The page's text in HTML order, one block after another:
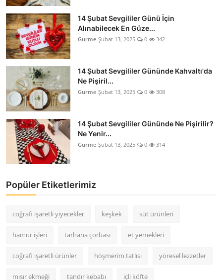
14 Şubat Sevgililer Günü İçin
Alınabilecek En Güze...
Gurme Şubat 13, 2025 0 342
14 Şubat Sevgililer Gününde Kahvaltı'da
Ne Pişiril...
Gurme Şubat 13, 2025 0 308
14 Şubat Sevgililer Gününde Ne Pişirilir?
Ne Yenir...
Gurme Şubat 13, 2025 0 314
Popüler Etiketlerimiz
coğrafi işaretli yiyecekler keşkek süt ürünleri
hamur işleri tarhana çorbası et yemekleri
coğrafi işaretli ürünler höşmerim tatlısı yöresel lezzetler
mısır ekmeği tandır kebabı içli köfte